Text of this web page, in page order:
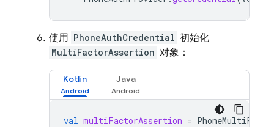
使用 PhoneAuthCredential 初始化
MultiFactorAssertion 对象：
Kotlin Java
val multiFactorAssertion =